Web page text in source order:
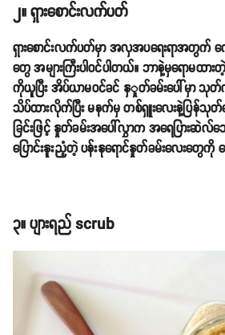
၂။ ရှားစောင်းလက်ပတ်
ရှားစောင်းလက်ပတ်မှာ အလှအပရေးရာအတွက် က
တွေ အများကြီးပါဝင်ပါတယ်။ ဘာနဲ့မှရောမထာ
ကိုယူပြီး အိပ်ယာမဝင်ခင် နှှုတ်ခမ်းပေါ်မှာ သု
သိပ်ထားလိုက်ပြီး မနက်မှ တစ်ရှူးလေးနဲ့ပြန်သုတ်
ခြင်းဖြင့် နှုတ်ခမ်းအပေါ်လွှာက အရေပြားဆဲလ်သ
ပြောင်းနူးညံ့တဲ့ ပန်းနုရောင်နှုတ်ခမ်းလေးတွေကို
၃။ ပျားရည် scrub